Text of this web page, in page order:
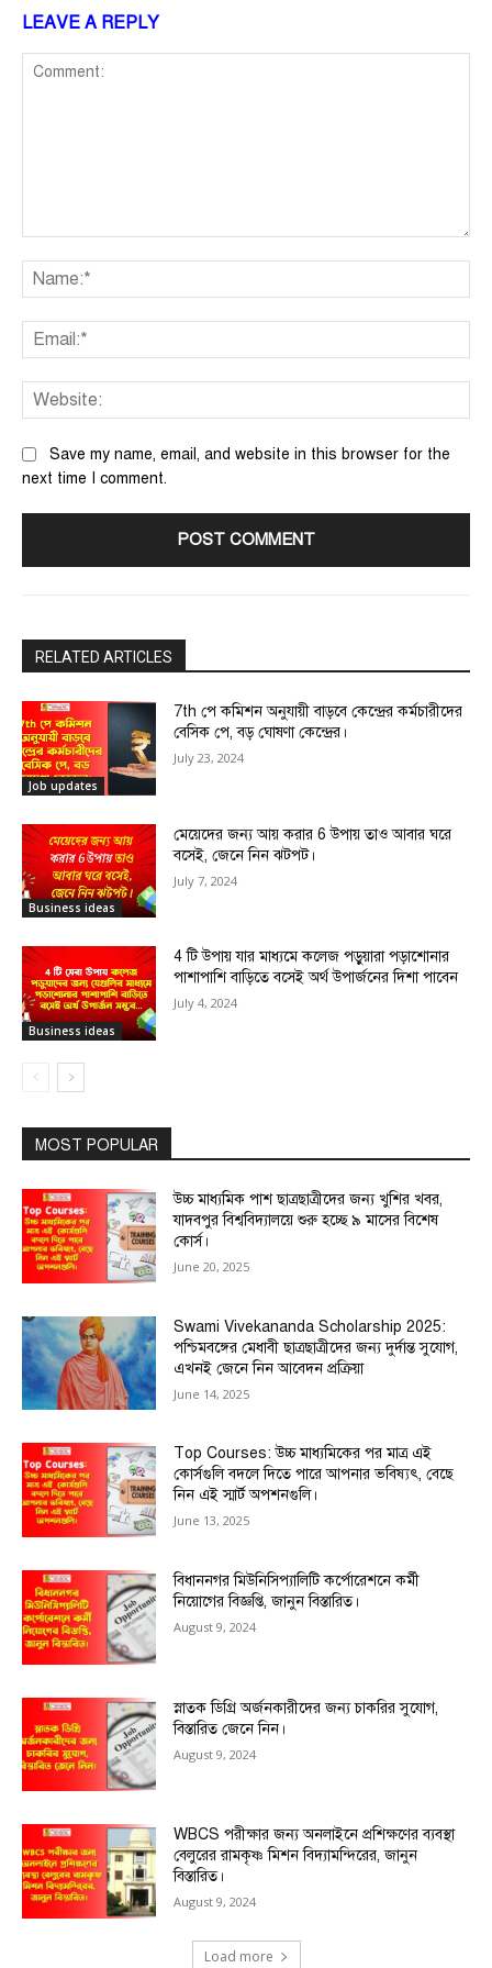
LEAVE A REPLY
Save my name, email, and website in this browser for the
next time I comment.
RELATED ARTICLES
Job updates
7th পে কমিশন অনুযায়ী বাড়বে কেন্দ্রের কর্মচারীদের
বেসিক পে, বড় ঘোষণা কেন্দ্রের।
July 23, 2024
Business ideas
মেয়েদের জন্য আয় করার 6 উপায় তাও আবার ঘরে
বসেই, জেনে নিন ঝটপট।
July 7, 2024
Business ideas
4 টি উপায় যার মাধ্যমে কলেজ পড়ুয়ারা পড়াশোনার
পাশাপাশি বাড়িতে বসেই অর্থ উপার্জনের দিশা পাবেন
July 4, 2024
MOST POPULAR
উচ্চ মাধ্যমিক পাশ ছাত্রছাত্রীদের জন্য খুশির খবর,
যাদবপুর বিশ্ববিদ্যালয়ে শুরু হচ্ছে ৯ মাসের বিশেষ
কোর্স।
June 20, 2025
Swami Vivekananda Scholarship 2025:
পশ্চিমবঙ্গের মেধাবী ছাত্রছাত্রীদের জন্য দুর্দান্ত সুযোগ,
এখনই জেনে নিন আবেদন প্রক্রিয়া
June 14, 2025
Top Courses: উচ্চ মাধ্যমিকের পর মাত্র এই
কোর্সগুলি বদলে দিতে পারে আপনার ভবিষ্যৎ, বেছে
নিন এই স্মার্ট অপশনগুলি।
June 13, 2025
বিধাননগর মিউনিসিপ্যালিটি কর্পোরেশনে কর্মী
নিয়োগের বিজ্ঞপ্তি, জানুন বিস্তারিত।
August 9, 2024
স্নাতক ডিগ্রি অর্জনকারীদের জন্য চাকরির সুযোগ,
বিস্তারিত জেনে নিন।
August 9, 2024
WBCS পরীক্ষার জন্য অনলাইনে প্রশিক্ষণের ব্যবস্থা
বেলুরের রামকৃষ্ণ মিশন বিদ্যামন্দিরের, জানুন
বিস্তারিত।
August 9, 2024
Load more